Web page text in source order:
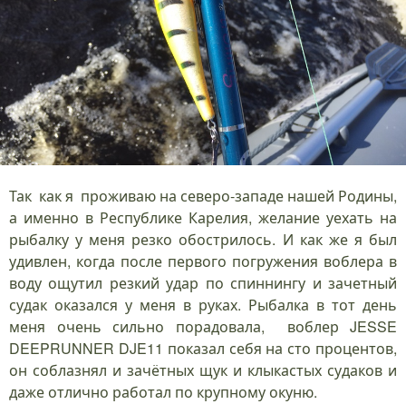
Так как я проживаю на северо-западе нашей Родины,
а именно в Республике Карелия, желание уехать на
рыбалку у меня резко обострилось. И как же я был
удивлен, когда после первого погружения воблера в
воду ощутил резкий удар по спиннингу и зачетный
судак оказался у меня в руках. Рыбалка в тот день
меня очень сильно порадовала, воблер JESSE
DEEPRUNNER DJE11 показал себя на сто процентов,
он соблазнял и зачётных щук и клыкастых судаков и
даже отлично работал по крупному окуню.